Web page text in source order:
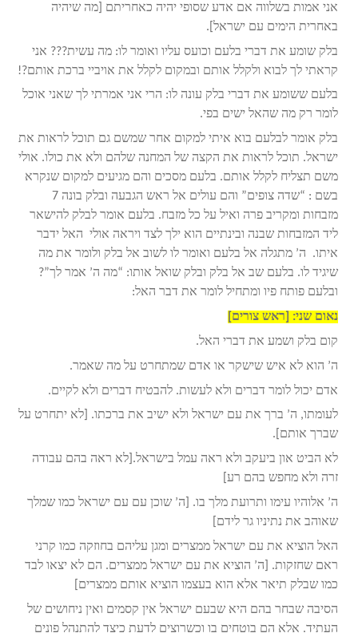
אני אמות בשלווה אם אדע שסופי יהיה כאחריתם [מה שיהיה
באחרית הימים עם ישראל].
בלק שומע את דברי בלעם וכועס עליו ואומר לו: מה עשית??? אני
קראתי לך לבוא ולקלל אותם ובמקום לקלל את אויביי ברכת אותם?!
בלעם ששומע את דברי בלק עונה לו: הרי אני אמרתי לך שאני אוכל
לומר רק מה שהאל ישים בפי.
בלק אומר לבלעם בוא איתי למקום אחר שמשם גם תוכל לראות את
ישראל. תוכל לראות את הקצה של המחנה שלהם ולא את כולו. אולי
משם תצליח לקלל אותם. בלעם מסכים והם מגיעים למקום שנקרא
בשם : “שדה צופים” והם עולים אל ראש הגבעה ובלק בונה 7
מזבחות ומקריב פרה ואיל על כל מזבח. בלעם אומר לבלק להישאר
ליד המזבחות שבנה ובינתיים הוא ילך לצד ויראה אולי האל ידבר
איתו. ה’ מתגלה אל בלעם ואומר לו לשוב אל בלק ולומר את מה
שיגיד לו. בלעם שב אל בלק ובלק שואל אותו: “מה ה’ אמר לך”?
ובלעם פותח פיו ומתחיל לומר את דבר האל:
נאום שני: [ראש צורים]
קום בלק ושמע את דברי האל.
ה’ הוא לא איש שישקר או אדם שמתחרט על מה שאמר.
אדם יכול לומר דברים ולא לעשות. להבטיח דברים ולא לקיים.
לעומתו, ה’ ברך את עם ישראל ולא ישיב את ברכתו. [לא יתחרט על
שברך אותם].
לא הביט און ביעקב ולא ראה עמל בישראל.[לא ראה בהם עבודה
זרה ולא מחפש בהם רע]
ה’ אלוהיו עימו ותרועת מלך בו. [ה’ שוכן עם עם ישראל כמו שמלך
שאוהב את נתיניו גר לידם]
האל הוציא את עם ישראל ממצרים ומגן עליהם בחוזקה כמו קרני
ראם שחזקות. [ה’ הוציא את עם ישראל ממצרים. הם לא יצאו לבד
כמו שבלק תיאר אלא הוא בעצמו הוציא אותם ממצרים]
הסיבה שבחר בהם היא שבעם ישראל אין קסמים ואין ניחושים של
העתיד. אלא הם בוטחים בו וכשרוצים לדעת כיצד להתנהל פונים